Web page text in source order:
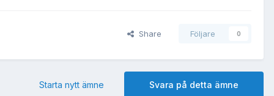
Share Följare 0
Svara på detta ämne
Starta nytt ämne